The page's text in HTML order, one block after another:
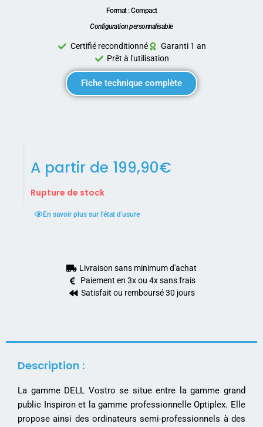
Format : Compact
Configuration personnalisable
Certifié reconditionné
Garanti 1 an
Prêt à l'utilisation
Fiche technique complète
A partir de 199,90€
Rupture de stock
En savoir plus sur l'état d'usure
Livraison sans minimum d'achat
Paiement en 3x ou 4x sans frais
Satisfait ou remboursé 30 jours
Description :
La gamme DELL Vostro se situe entre la gamme grand
public Inspiron et la gamme professionnelle Optiplex. Elle
propose ainsi des ordinateurs semi-professionnels à des